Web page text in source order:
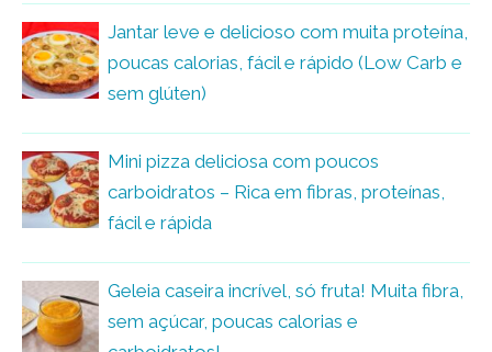
Jantar leve e delicioso com muita proteína,
poucas calorias, fácil e rápido (Low Carb e
sem glúten)
Mini pizza deliciosa com poucos
carboidratos – Rica em fibras, proteínas,
fácil e rápida
Geleia caseira incrível, só fruta! Muita fibra,
sem açúcar, poucas calorias e